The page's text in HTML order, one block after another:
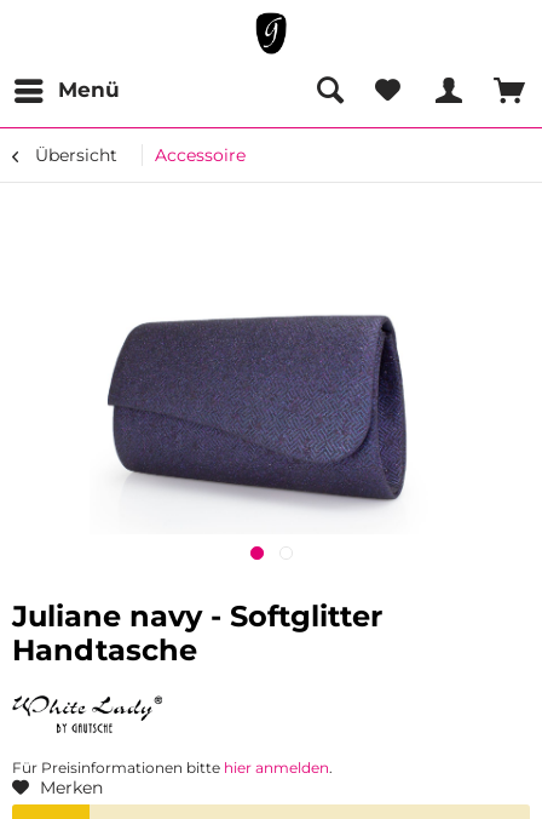
Menü
Übersicht Accessoire
Juliane navy - Softglitter
Handtasche
Für Preisinformationen bitte hier anmelden.
Merken